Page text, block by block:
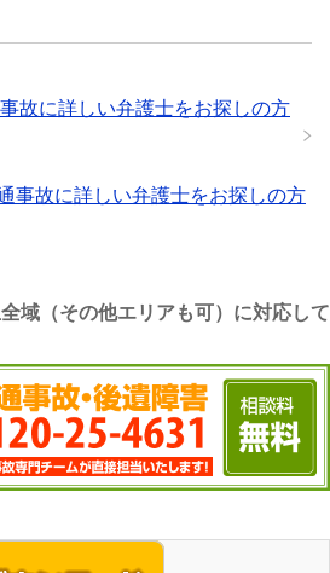
故に詳しい弁護士をお探しの方
事故に詳しい弁護士をお探しの方
域（その他エリアも可）に対応して